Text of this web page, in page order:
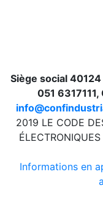
Siège social
051
2019 LE CODE
Informations en